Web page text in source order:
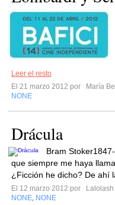
Leer el resto
El 21 marzo 2012 por
María
NONE
Drácula
Bram
que siempre me haya
¿Ficción he dicho? De ahí
El 12 marzo 2012 por
Lalolash
NONE NONE